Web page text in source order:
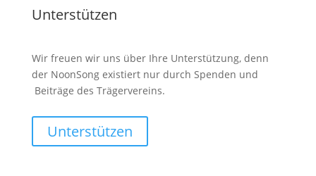
Unterstützen
Wir freuen wir uns über Ihre Unterstützung, denn
der NoonSong existiert nur durch Spenden und
Beiträge des Trägervereins.
Unterstützen